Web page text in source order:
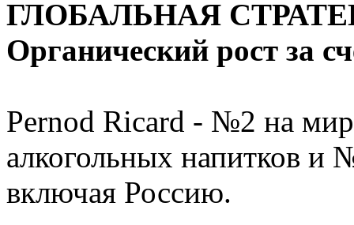
ГЛОБАЛЬНАЯ
Органический рост за
Pernod Ricard - №2 на
алкогольных напитков и
включая Россию.